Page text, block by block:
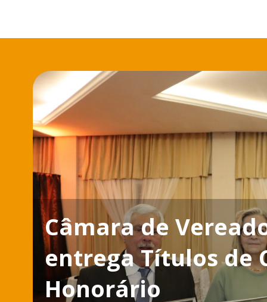
Câmara de
entrega Títulos de
Honorário